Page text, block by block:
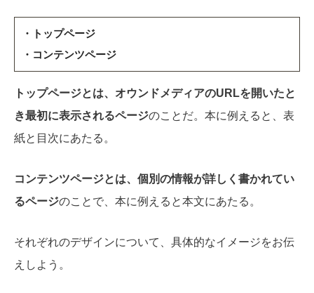
・トップページ
・コンテンツページ
トップページとは、オウンドメディアのURLを開いたと
き最初に表示されるページのことだ。本に例えると、表
紙と目次にあたる。
コンテンツページとは、個別の情報が詳しく書かれてい
るページのことで、本に例えると本文にあたる。
それぞれのデザインについて、具体的なイメージをお伝
えしよう。